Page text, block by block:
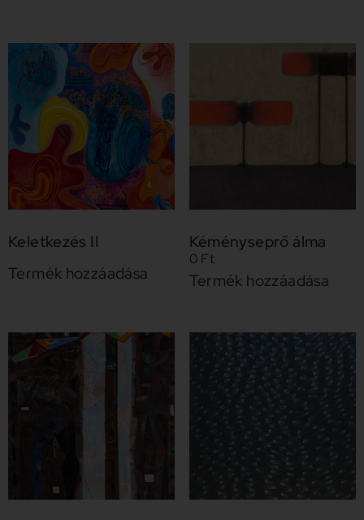
Keletkezés II
Termék hozzáadása
Kéményseprő álma
0 Ft
Termék hozzáadása